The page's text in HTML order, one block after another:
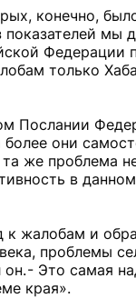
конечно,
мы
только
Послании
они
же проблема
в
жалобам и
проблемы
- Это самая
края».